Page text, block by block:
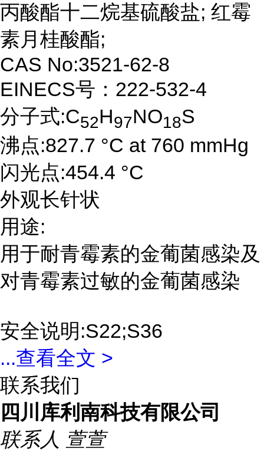
丙酸酯十二烷基硫酸盐; 红霉
素月桂酸酯;
CAS No:3521-62-8
EINECS号：222-532-4
分子式:C52H97NO18S
沸点:827.7 °C at 760 mmHg
闪光点:454.4 °C
外观长针状
用途:
用于耐青霉素的金葡菌感染及
对青霉素过敏的金葡菌感染
安全说明:S22;S36
...查看全文 >
联系我们
四川库利南科技有限公司
联系人 萱萱